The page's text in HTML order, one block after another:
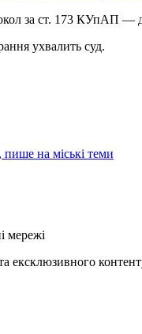
за ст. 173 КУпАП —
ухвалить суд.
пише на міські теми
мережі
ексклюзивного